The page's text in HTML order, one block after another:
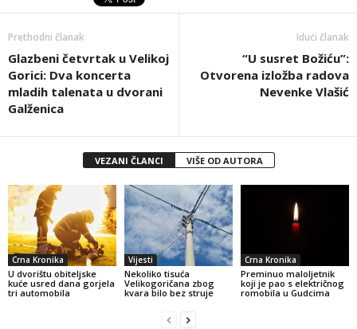
Prethodni članak
Glazbeni četvrtak u Velikoj
Gorici: Dva koncerta
mladih talenata u dvorani
Galženica
Idući članak
“U susret Božiću”:
Otvorena izložba radova
Nevenke Vlašić
VEZANI ČLANCI VIŠE OD AUTORA
Crna Kronika
U dvorištu obiteljske
kuće usred dana gorjela
tri automobila
Vijesti
Nekoliko tisuća
Velikogoričana zbog
kvara bilo bez struje
Crna Kronika
Preminuo maloljetnik
koji je pao s električnog
romobila u Gudcima